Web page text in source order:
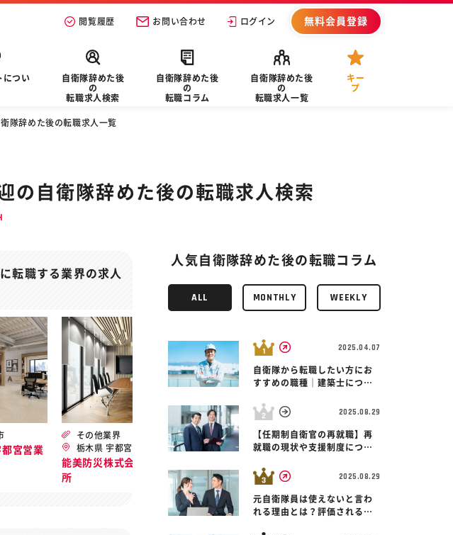
閲覧履歴 お問い合わせ ログイン 無料会員登録
につい
自衛隊辞めた後
の
転職求人検索
自衛隊辞めた後
の
転職コラム
自衛隊辞めた後
の
転職求人一覧
キー
プ
隊辞めた後の転職求人一覧
の自衛隊辞めた後の転職求人検索
転職する業界の求人
宮営業
その他業界
栃木県 宇都宮市
能美防災株式会社 宇都宮営業
所
栃木県 宇都宮市
株式会社日本トリム 宇都宮
営業所
人気自衛隊辞めた後の転職コラム
ALL MONTHLY WEEKLY
2025.04.07
自衛隊から転職したい方にお
すすめの職種｜建築士につい
2025.08.29
【任期制自衛官の再就職】再
就職の現状や支援制度につい
2025.08.29
元自衛隊員は使えないと言わ
れる理由とは？評価されるス